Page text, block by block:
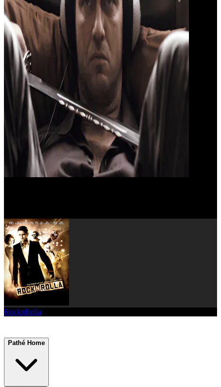
RocknRolla
Pathé Home